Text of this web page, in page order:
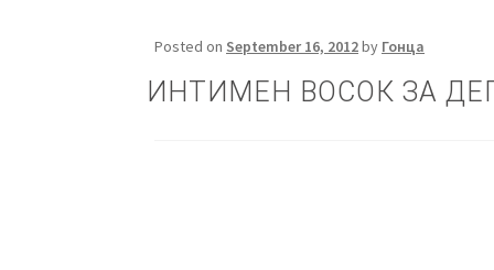
КЕРАТИНСКИ ТРЕМАН BY KYANA QUEEN
ПЛАЌАЊЕ ПОЛИТИКА И УСЛОВИ ЗА
Posted on September 16, 2012by Гонца
ИНТИМЕН ВОСОК ЗА